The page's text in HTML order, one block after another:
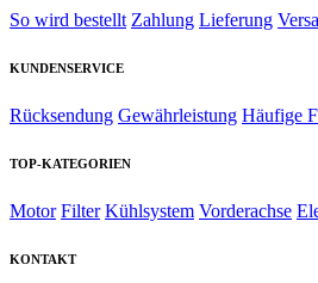
So wird bestellt Zahlung Lieferung
KUNDENSERVICE
Rücksendung Gewährleistung Häufige
TOP-KATEGORIEN
Motor Filter Kühlsystem Vorderachse
KONTAKT